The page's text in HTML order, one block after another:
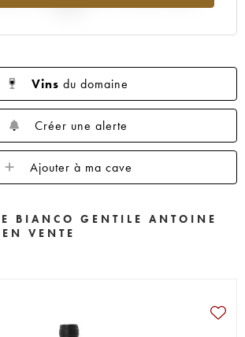
Vins du domaine
Créer une alerte
Ajouter à ma cave
BIANCO GENTILE ANTOINE
VENTE